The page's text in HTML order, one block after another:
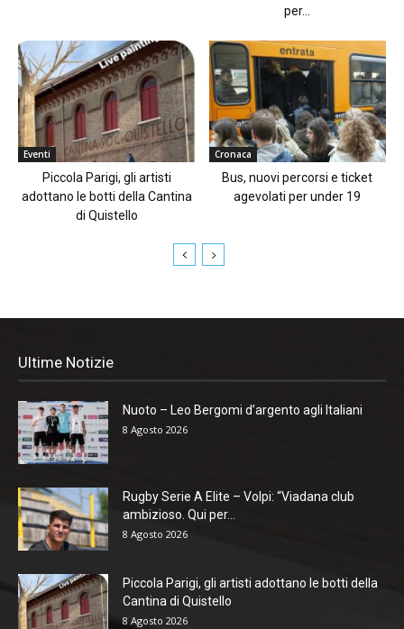
per...
Eventi
Piccola Parigi, gli artisti
adottano le botti della Cantina
di Quistello
Cronaca
Bus, nuovi percorsi e ticket
agevolati per under 19
Ultime Notizie
Nuoto – Leo Bergomi d’argento agli Italiani
8 Agosto 2026
Rugby Serie A Elite – Volpi: “Viadana club
ambizioso. Qui per...
8 Agosto 2026
Piccola Parigi, gli artisti adottano le botti della
Cantina di Quistello
8 Agosto 2026